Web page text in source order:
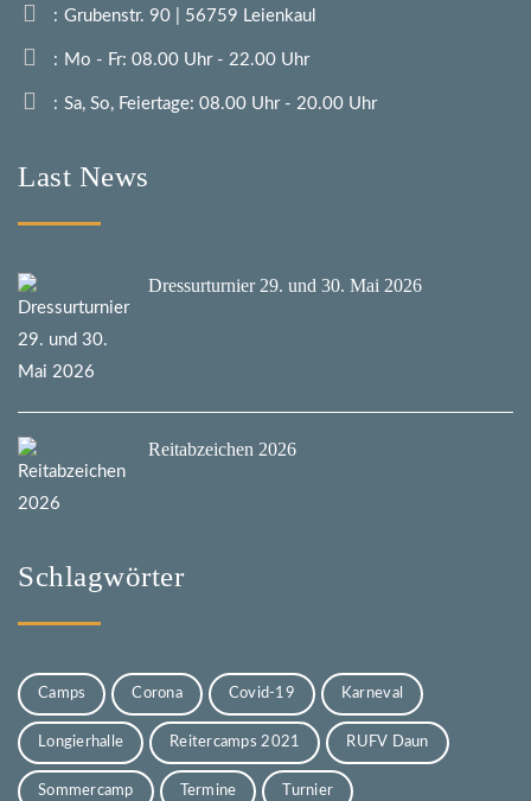
Grubenstr. 90 | 56759 Leienkaul
Mo - Fr: 08.00 Uhr - 22.00 Uhr
Sa, So, Feiertage: 08.00 Uhr - 20.00 Uhr
Last News
Dressurturnier 29. und 30. Mai 2026
Reitabzeichen 2026
Schlagwörter
Camps Corona Covid-19 Karneval
Longierhalle Reitercamps 2021 RUFV Daun
Sommercamp Termine Turnier